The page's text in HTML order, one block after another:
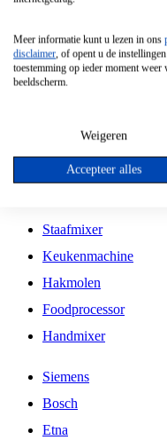
Vrijstaande
Vrijstaande Kookplaat
Inbouw Gaskookplaat
Inbouw Keramische
Kookplaat
Staafmixer
Keukenmachine
Hakmolen
Foodprocessor
Handmixer
Siemens
Bosch
Etna
Meer informatie kunt u lezen in ons
disclaimer, of opent u de
toestemming op ieder moment
beeldscherm.
Weigeren
Accepteer alles